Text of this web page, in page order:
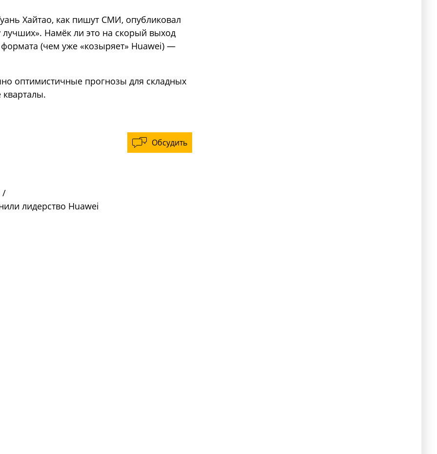
Хайтао, как пишут СМИ, опубликовал
лучших». Намёк ли это на скорый выход
(чем уже «козыряет» Huawei) —
оптимистичные прогнозы для складных
Обсудить
/
лидерство Huawei